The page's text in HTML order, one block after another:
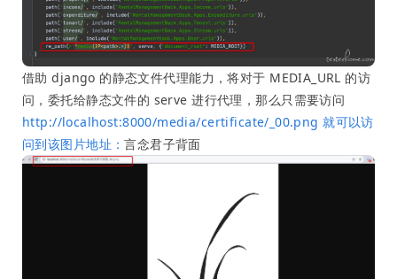
借助 django 的静态文件代理能力，将对于 MEDIA_URL 的访
问，委托给静态文件的 serve 进行代理，那么只需要访问
http://localhost:8000/media/certificate/_00.png 就可以访
问到该图片地址：言念君子背面